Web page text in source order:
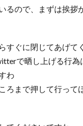
るので、まずは挨拶
すぐに閉じてあげて
で晒し上げる行
わ
ろまで押して行って